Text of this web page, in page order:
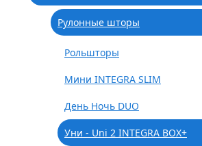
Рулонные шторы
Рольшторы
Мини INTEGRA SLIM
День Ночь DUO
Уни - Uni 2 INTEGRA BOX+